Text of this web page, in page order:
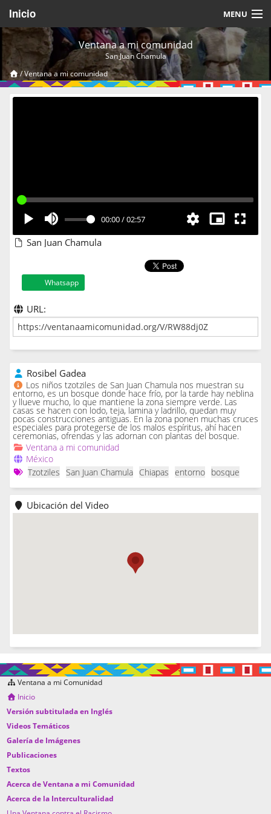
Inicio MENU
Acerca de
Videos Temáticos
Cerrar Sesión
Ventana a mi comunidad
San Juan Chamula
/Ventana a mi comunidad
00:00/02:57
San Juan Chamula
Whatsapp
URL:
Rosibel Gadea
Los niños tzotziles de San Juan Chamula nos muestran su
entorno, es un bosque donde hace frío, por la tarde hay neblina
y llueve mucho, lo que mantiene la zona siempre verde. Las
casas se hacen con lodo, teja, lamina y ladrillo, quedan muy
pocas construcciones antiguas. En la zona ponen muchas cruces
especiales para protegerse de los malos espíritus, ahí hacen
ceremonias, ofrendas y las adornan con plantas del bosque.
Ventana a mi comunidad
México
Tzotziles
San Juan Chamula Chiapas entorno bosque
Ubicación del Video
Ventana a mi Comunidad
Inicio
Versión subtitulada en Inglés
Videos Temáticos
Galería de Imágenes
Publicaciones
Textos
Acerca de Ventana a mi Comunidad
Acerca de la Interculturalidad